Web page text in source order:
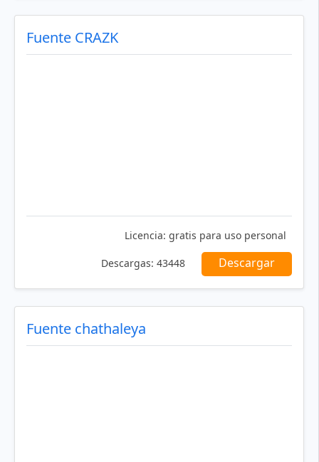
Fuente CRAZK
Licencia: gratis para uso personal
Descargas: 43448 Descargar
Fuente chathaleya